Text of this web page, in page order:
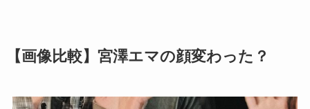
【画像比較】宮澤エマの顔変わった？